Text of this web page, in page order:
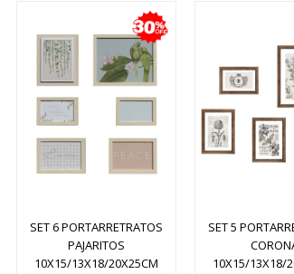
SET 6 PORTARRETRATOS
PAJARITOS
10X15/13X18/20X25CM
SET 5
10X15/13X18/